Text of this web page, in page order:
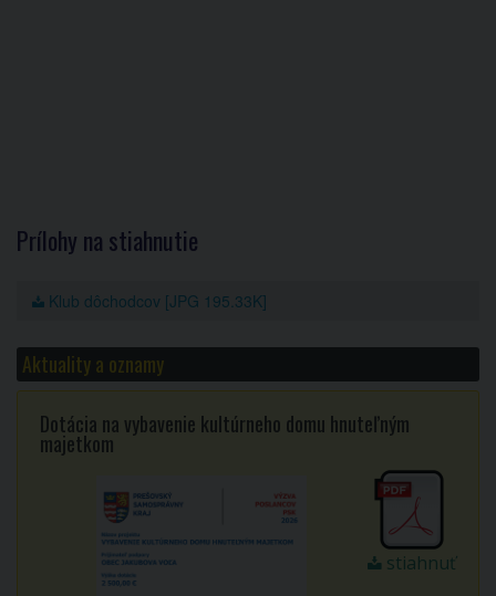
Prílohy na stiahnutie
Klub dôchodcov [JPG 195.33K]
Aktuality a oznamy
Dotácia na vybavenie kultúrneho domu hnuteľným
majetkom
stiahnuť